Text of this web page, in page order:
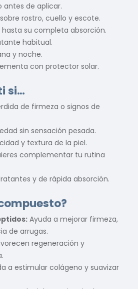
antes de aplicar.
rostro, cuello y escote.
su completa absorción.
habitual.
y noche.
con protector solar.
si…
de firmeza o signos de
sin sensación pesada.
y textura de la piel.
complementar tu rutina
y de rápida absorción.
Ayuda a mejorar firmeza,
de arrugas.
regeneración y
a estimular colágeno y suavizar